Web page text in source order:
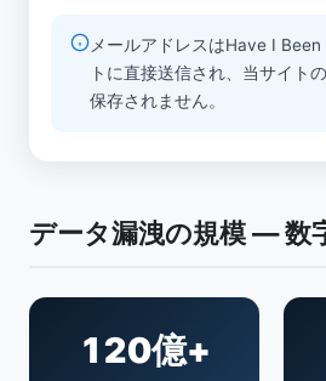
メールアドレスはHave I
トに直接送信され、当サイト
保存されません。
データ漏洩の規模 — 数
120億+